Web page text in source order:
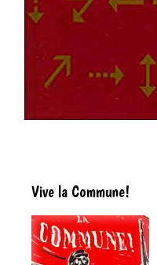
Vive la Commune!